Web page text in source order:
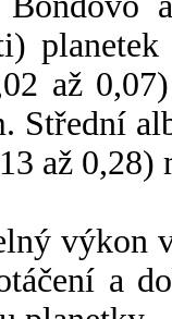
až
Střední
až 0,28)
výkon
a